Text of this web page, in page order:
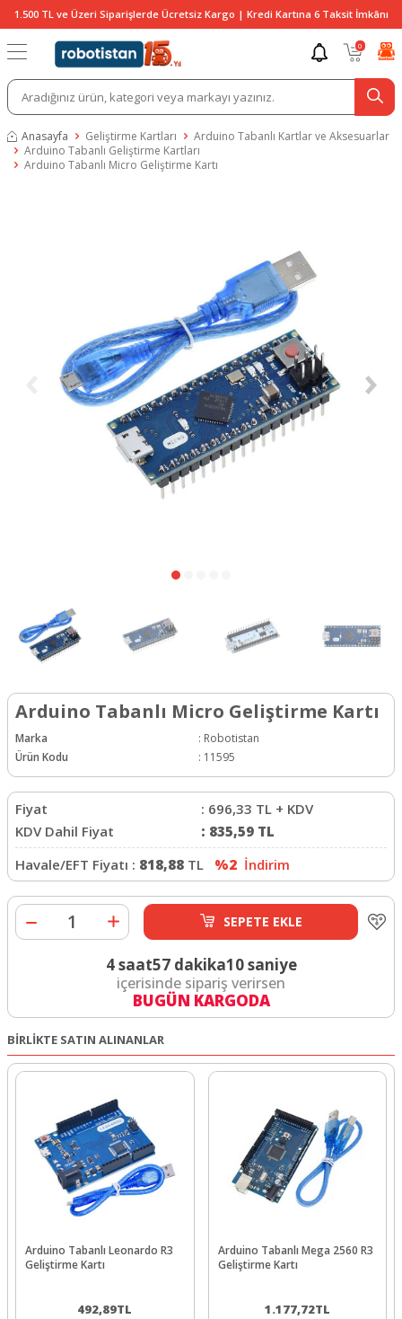
1.500 TL ve Üzeri Siparişlerde Ücretsiz Kargo | Kredi Kartına 6 Taksit İmkânı
0
Anasayfa Geliştirme Kartları
Arduino Tabanlı Kartlar ve Aksesuarlar
Arduino Tabanlı Geliştirme Kartları
Arduino Tabanlı Micro Geliştirme Kartı
Arduino Tabanlı Micro Geliştirme Kartı
Marka : Robotistan
Ürün Kodu
: 11595
Fiyat : 696,33 TL + KDV
KDV Dahil Fiyat
: 835,59 TL
Havale/EFT Fiyatı : 818,88 TL %2 İndirim
SEPETE EKLE
4 saat57 dakika9 saniye
içerisinde sipariş verirsen
BUGÜN KARGODA
BİRLİKTE SATIN ALINANLAR
Arduino Tabanlı Leonardo R3
Geliştirme Kartı
492,89TL
Arduino Tabanlı Mega 2560 R3
Geliştirme Kartı
1.177,72TL